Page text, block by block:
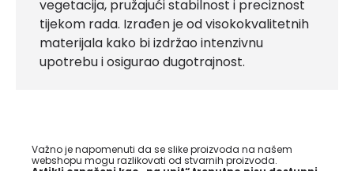
vegetacija, pružajući stabilnost i preciznost
tijekom rada. Izrađen je od visokokvalitetnih
materijala kako bi izdržao intenzivnu
upotrebu i osigurao dugotrajnost.
Važno je napomenuti da se slike proizvoda na našem
webshopu mogu razlikovati od stvarnih proizvoda.